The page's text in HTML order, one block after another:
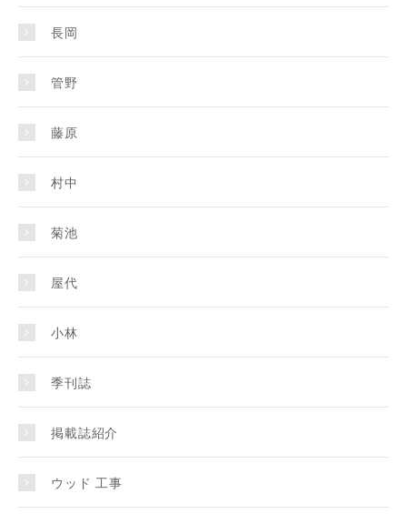
長岡
管野
藤原
村中
菊池
屋代
小林
季刊誌
掲載誌紹介
ウッド 工事